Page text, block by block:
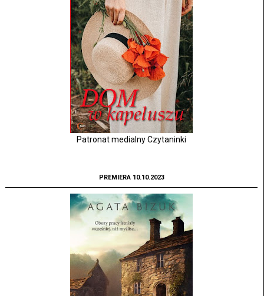
Patronat medialny Czytaninki
PREMIERA 10.10.2023